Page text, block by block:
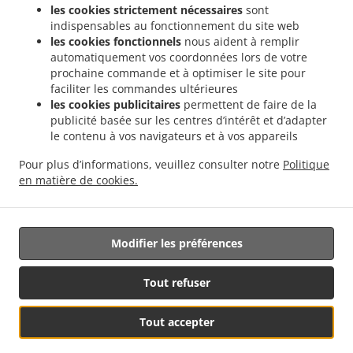
les cookies strictement nécessaires sont
indispensables au fonctionnement du site web
les cookies fonctionnels nous aident à remplir
automatiquement vos coordonnées lors de votre
prochaine commande et à optimiser le site pour
faciliter les commandes ultérieures
les cookies publicitaires permettent de faire de la
publicité basée sur les centres d’intérêt et d’adapter
le contenu à vos navigateurs et à vos appareils
Pour plus d’informations, veuillez consulter notre Politique
en matière de cookies.
Tout accepter
Tout refuser
Modifier les préférences
Sushi Service de livraison Valencia Soternes . Sushi Service de livraison Valencia
Quatre Carreres . Sushi Service de livraison Valencia Ensanche . Sushi Service de
livraison Valencia El Llano del Real
.
Sushi Service de livraison Valencia Camins al
Sushi Service de livraison Valencia Extramurs . Sushi Service de livraison
Valencia Jesús . Sushi Service de livraison Valencia Algirós
Valencia Poblados Marítimos . Sushi Service de livraison Valencia L'Olivereta .
Service de livraison Valencia La Zaidía . Sushi Service de livraison Valencia Rascaña
Arts i les Ciències . Sushi Service de livraison Alboraya . Sushi Service de livraison
Alboraia . Sushi Service de livraison Chirivella
Livraison de nourriture à emporter
Géré par:
Octograficus |<a href=”www.octograficus.com”>octograficus.com/a>